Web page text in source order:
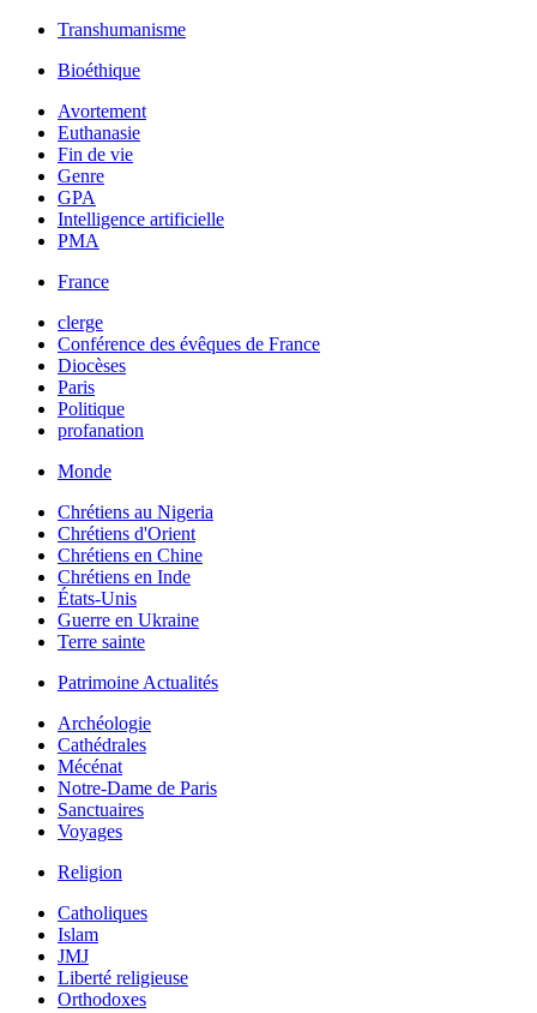
Transhumanisme
Bioéthique
Avortement
Euthanasie
Fin de vie
Genre
GPA
Intelligence artificielle
PMA
France
clerge
Conférence des évêques de France
Diocèses
Paris
Politique
profanation
Monde
Chrétiens au Nigeria
Chrétiens d'Orient
Chrétiens en Chine
Chrétiens en Inde
États-Unis
Guerre en Ukraine
Terre sainte
Patrimoine Actualités
Archéologie
Cathédrales
Mécénat
Notre-Dame de Paris
Sanctuaires
Voyages
Religion
Catholiques
Islam
JMJ
Liberté religieuse
Orthodoxes